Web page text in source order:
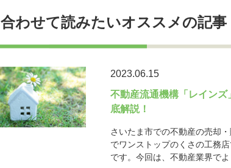
合わせて読みたいオススメの記事
2023.06.15
不動産流通機構「レイン
底解説！
さいたま市での不動産の売却
でワンストップのくさの工務
です。今回は、不動産業界で